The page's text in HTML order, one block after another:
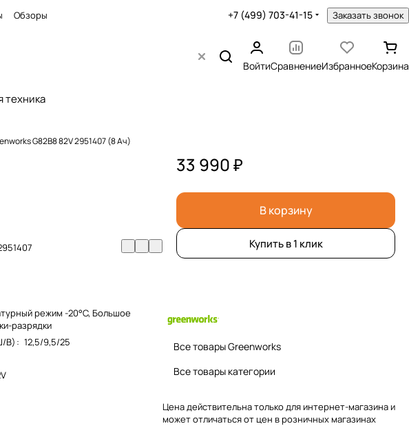
Обзоры +7 (499) 703-41-15 Заказать звонок
ВойтиСравнениеИзбранноеКорзина
техника
G82B8 82V 2951407 (8 Ач)
режим -20°С, Большое
разрядки
В) : 12,5/9,5/25
33 990 ₽
В корзину
Купить в 1 клик
Все товары Greenworks
Все товары категории
Цена действительна только для интернет-магазина и
может отличаться от цен в розничных магазинах